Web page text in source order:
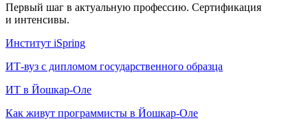
Первый шаг в актуальную профессию. Сертификация
и интенсивы.
Институт iSpring
ИТ-вуз с дипломом государственного образца
ИТ в Йошкар-Оле
Как живут программисты в Йошкар‑Оле